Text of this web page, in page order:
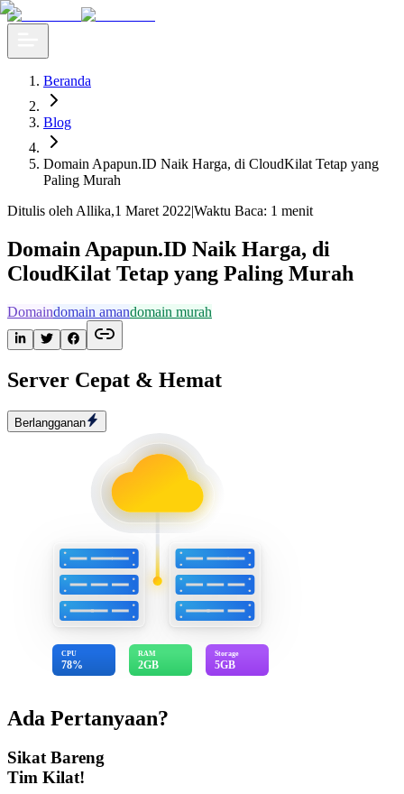
Beranda
Blog
Domain Apapun.ID Naik Harga, di CloudKilat Tetap yang
Paling Murah
Ditulis oleh Allika,1 Maret 2022|Waktu Baca: 1 menit
Domain Apapun.ID Naik Harga, di
CloudKilat Tetap yang Paling Murah
Domaindomain amandomain murah
Server Cepat & Hemat
Berlangganan
CPU
78%
RAM
2GB
Storage
5GB
Ada Pertanyaan?
Sikat Bareng
Tim Kilat!